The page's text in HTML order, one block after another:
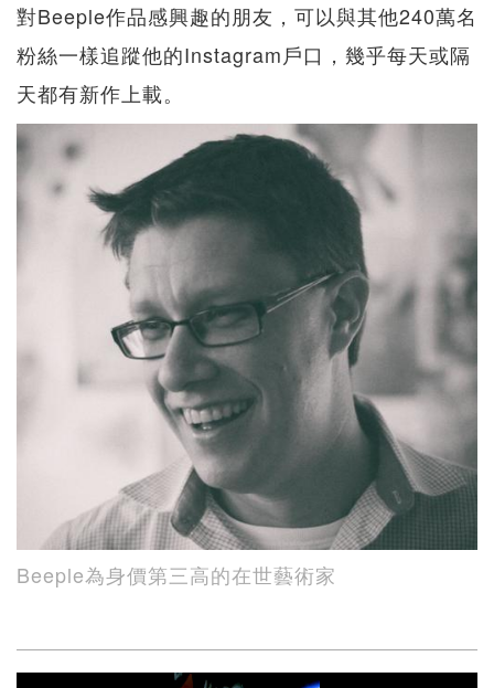
對Beeple作品感興趣的朋友，可以與其他240萬名
粉絲一樣追蹤他的Instagram戶口，幾乎每天或隔
天都有新作上載。
Beeple為身價第三高的在世藝術家